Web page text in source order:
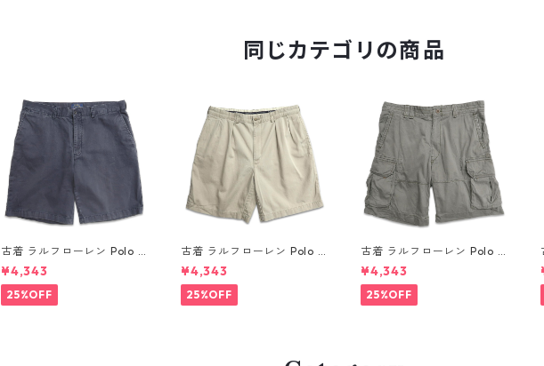
同じカテゴリの商品
古着 ラルフローレン Polo R
alph Lauren チノ ノータッ
ク ショーツ ショートパンツ
ハーフパンツ ネイビー系 表
記：W34 gd410364n w6
¥4,343
25%OFF
古着 ラルフローレン Polo R
alph Lauren チノ ツータッ
ク ショーツ ショートパンツ
ハーフパンツ ベージュ 表
記：W36 gd410363n w6
¥4,343
25%OFF
古着 ラルフローレン Polo R
alph Lauren カーゴ ショー
トパンツ ハーフパンツ グリ
ーン系 表記：36 gd41037
5n w60805
¥4,343
25%OFF